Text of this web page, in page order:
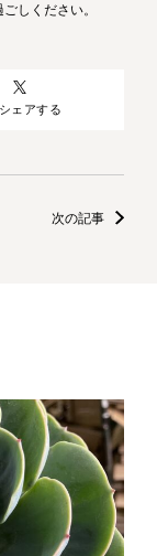
しください。
ェアする
次の記事